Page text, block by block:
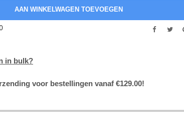
in bulk?
voor bestellingen vanaf €129.00!